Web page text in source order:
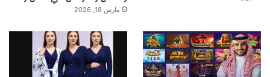
مارس 18, 2026